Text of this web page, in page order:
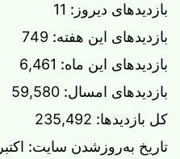
بازدیدهای دیروز: 11
بازدیدهای این هفته: 749
بازدیدهای این ماه: 6,461
بازدیدهای امسال: 59,580
کل بازدیدها: 235,492
تاریخ به‌روزشدن سایت: اکتبر 30, 2022